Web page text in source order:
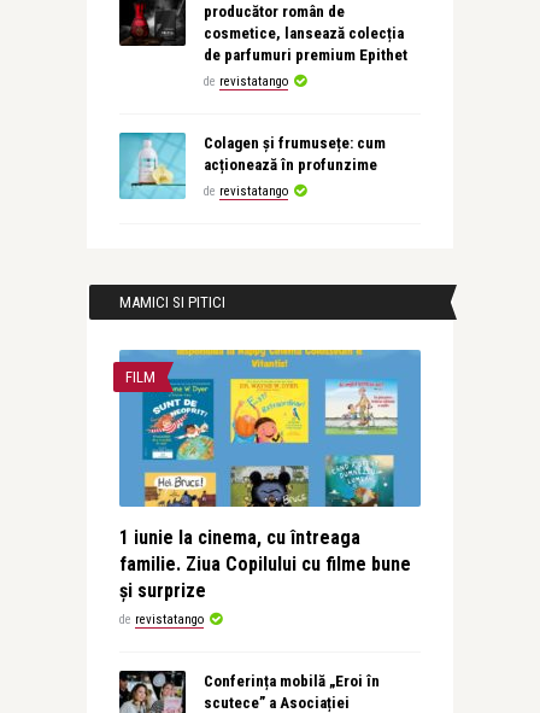
producător român de
cosmetice, lansează colecția
de parfumuri premium Epithet
de revistatango
Colagen și frumusețe: cum
acționează în profunzime
de revistatango
MAMICI SI PITICI
FILM
1 iunie la cinema, cu întreaga
familie. Ziua Copilului cu filme bune
și surprize
de revistatango
Conferința mobilă „Eroi în
scutece” a Asociației